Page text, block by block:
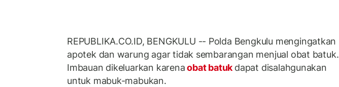
REPUBLIKA.CO.ID, BENGKULU -- Polda Bengkulu mengingatkan
apotek dan warung agar tidak sembarangan menjual obat batuk.
Imbauan dikeluarkan karenaobat batuk dapat disalahgunakan
untuk mabuk-mabukan.